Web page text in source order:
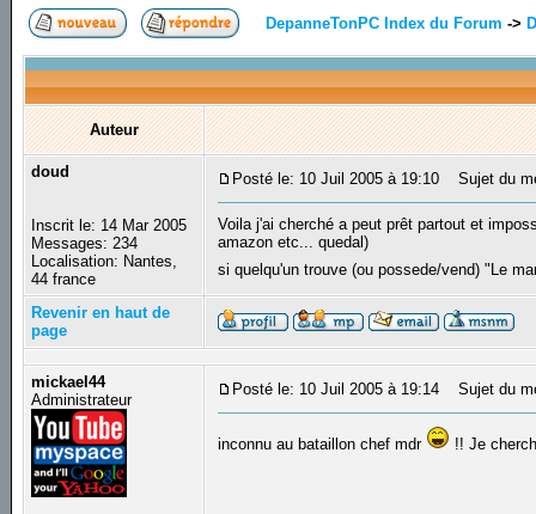
DepanneTonPC Index du Forum ->
Auteur
doud
Inscrit le: 14 Mar 2005
Messages: 234
Localisation: Nantes,
44 france
Posté le: 10 Juil 2005 à 19:10 Sujet du
Voila j'ai cherché a peut prêt partout et
amazon etc... quedal)
si quelqu'un trouve (ou possede/vend) "Le
Revenir en haut de
page
mickael44
Administrateur
Posté le: 10 Juil 2005 à 19:14 Sujet du
inconnu au bataillon chef mdr !! Je